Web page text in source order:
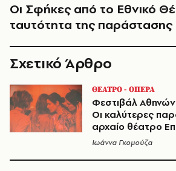
Οι Σφήκες από το Εθνικό
ταυτότητα της παράστασης
Σχετικό Άρθρο
ΘΕΑΤΡΟ - ΟΠΕΡΑ
Φεστιβάλ
Οι καλύτερες
αρχαίο θέατρο
Ιωάννα Γκομούζα